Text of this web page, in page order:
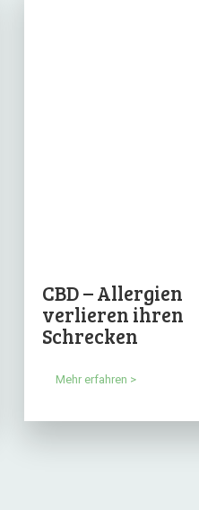
CBD – Allergien
verlieren ihren
Schrecken
Mehr erfahren >